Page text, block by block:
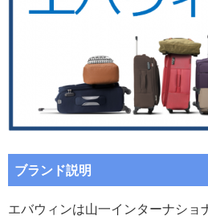
ブランド説明
エバウィンは山一インターナショ